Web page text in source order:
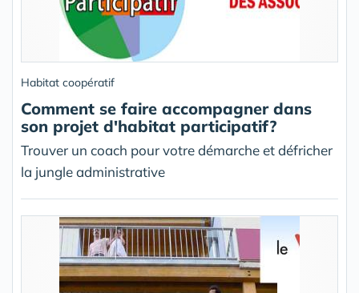
Habitat coopératif
Comment se faire accompagner dans
son projet d'habitat participatif?
Trouver un coach pour votre démarche et défricher
la jungle administrative